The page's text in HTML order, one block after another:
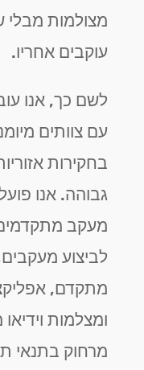
מצולמות מבלי
עוקבים אחריו.
לשם כך, אנו
עם צוותים
בחקירות
גבוהה. אנו
מעקב מתקדמים
לביצוע
מתקדם,
ומצלמות
מרחוק בתנאי